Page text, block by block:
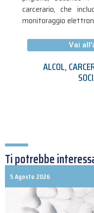
carcerario, che
monitoraggio
Vai
ALCOL,
Ti potrebbe
5 Agosto 2026